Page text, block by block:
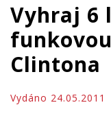
Vyhraj 6
Clintona
Vydáno 24.05.2011